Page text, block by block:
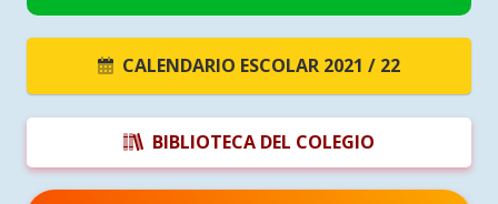
CALENDARIO ESCOLAR 2021 / 22
BIBLIOTECA DEL COLEGIO